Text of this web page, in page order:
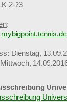
2-23
:
mybigpoint.tennis.de
Dienstag,